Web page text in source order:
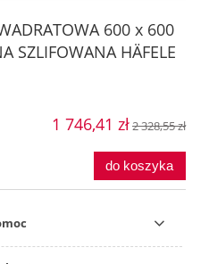
600 x 600
SZLIFOWANA HÄFELE
1 746,41 zł2 328,55 zł
do koszyka